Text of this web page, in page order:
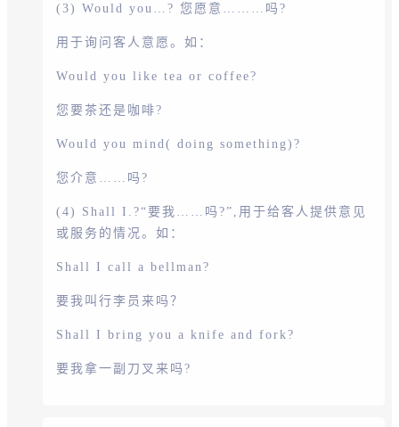
(3) Would you…? 您愿意………吗?
用于询问客人意愿。如：
Would you like tea or coffee?
您要茶还是咖啡?
Would you mind( doing something)?
您介意……吗?
(4) Shall I.?“要我……吗?”,用于给客人提供意见
或服务的情况。如：
Shall I call a bellman?
要我叫行李员来吗？
Shall I bring you a knife and fork?
要我拿一副刀叉来吗?